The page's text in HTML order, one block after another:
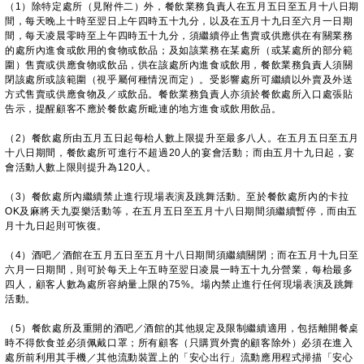
（1）除特定處所（見附件二）外，餐飲業務負責人在五月五日至五月十八日期
間，每天晚上十時至翌日上午四時五十九分，以及在五月十九日至六月一日期
間，每天凌晨零時至上午四時五十九分，須繼續停止售賣或供應供在有關業務
的處所內進食或飲用的食物或飲品；及如該業務在某處所（或某處所的部分範
圍）售賣或供應食物或飲品，供在該處所內進食或飲用，餐飲業務負責人須關
閉該處所或該範圍（視乎屬何種情況而定）。受影響處所可繼續以外賣及外送
方式售賣或供應食物及／或飲品。餐飲業務負責人亦須於餐飲處所入口處張貼
告示，提醒顧客不應於餐飲處所毗連的地方進食或飲用飲品。
（2）餐飲處所由五月五日起每枱人數上限提升至最多八人。在五月五日至五月
十八日期間，餐飲處所可進行不超過20人的宴會活動；而由五月十九日起，宴
會活動人數上限則提升為120人。
（3）餐飲處所內繼續禁止進行現場表演及跳舞活動。至於餐飲處所內的卡拉
OK及麻將天九耍樂活動等，在五月五日至五月十八日期間須繼續暫停，而由五
月十九日起則可恢復。
（4）酒吧／酒館在五月五日至五月十八日期間須繼續關閉；而在五月十九日至
六月一日期間，則可於每天上午五時至翌日凌晨一時五十九分營業，每枱最多
四人，顧客人數為處所容納量上限的75%。場內禁止進行任何現場表演及跳舞
活動。
（5）餐飲處所及重開的酒吧／酒館的其他規定及限制繼續適用，包括離開餐桌
時不得飲食並必須佩戴口罩；所有顧客（只購買外賣的顧客除外）必須在進入
處所前利用其手機／其他流動裝置上的「安心出行」流動應用程式掃描「安心